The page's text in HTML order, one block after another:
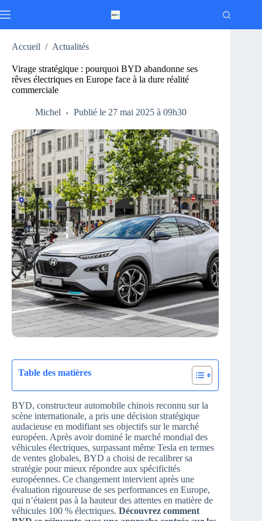
au
Accueil / Actualités
Virage stratégique : pourquoi BYD abandonne ses
rêves électriques en Europe face à la dure réalité
commerciale
Michel Publié le 27 mai 2025 à 09h30
Table des matières
BYD, constructeur automobile chinois reconnu sur la
scène internationale, a pris une décision stratégique
audacieuse en modifiant ses objectifs sur le marché
européen. Après avoir dominé le marché mondial des
véhicules électriques, surpassant même Tesla en termes
de ventes globales, BYD a choisi de recalibrer sa
stratégie pour mieux répondre aux spécificités
européennes. Ce changement intervient après une
évaluation rigoureuse de ses performances en Europe,
qui n’étaient pas à la hauteur des attentes en matière de
véhicules 100 % électriques. Découvrez comment